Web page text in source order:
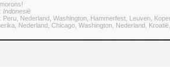
: Indonesië
: Peru, Nederland, Washington, Hammerfest, Leuven,
Nederland, Chicago, Washington, Nederland,